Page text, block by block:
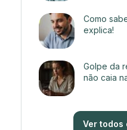
Como
explica!
Golpe da
não caia
Ver todos